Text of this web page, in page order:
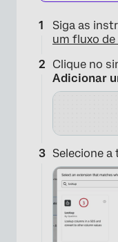
Siga as
um fluxo
Clique no
Adicionar
Selecione a